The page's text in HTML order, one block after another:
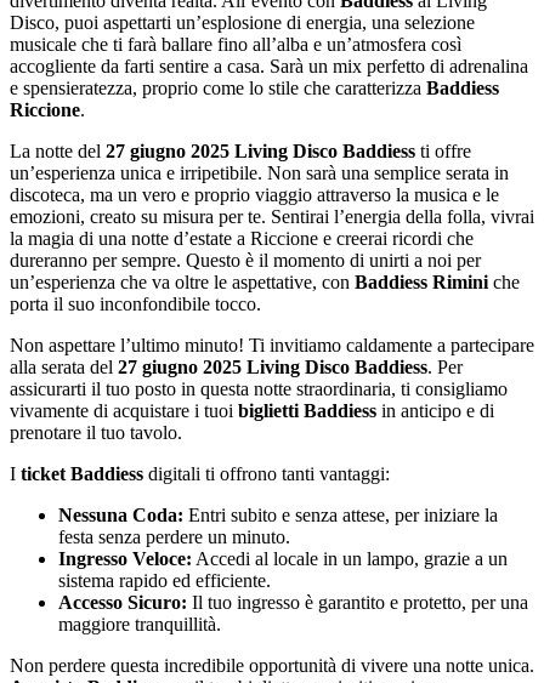
Disco, puoi aspettarti un’esplosione di energia, una selezione
musicale che ti farà ballare fino all’alba e un’atmosfera così
accogliente da farti sentire a casa. Sarà un mix perfetto di adrenalina
e spensieratezza, proprio come lo stile che caratterizza Baddiess
Riccione.
La notte del 27 giugno 2025 Living Disco Baddiess ti offre
un’esperienza unica e irripetibile. Non sarà una semplice serata in
discoteca, ma un vero e proprio viaggio attraverso la musica e le
emozioni, creato su misura per te. Sentirai l’energia della folla, vivrai
la magia di una notte d’estate a Riccione e creerai ricordi che
dureranno per sempre. Questo è il momento di unirti a noi per
un’esperienza che va oltre le aspettative, con Baddiess Rimini che
porta il suo inconfondibile tocco.
Non aspettare l’ultimo minuto! Ti invitiamo caldamente a partecipare
alla serata del 27 giugno 2025 Living Disco Baddiess. Per
assicurarti il tuo posto in questa notte straordinaria, ti consigliamo
vivamente di acquistare i tuoi biglietti Baddiess in anticipo e di
prenotare il tuo tavolo.
I ticket Baddiess digitali ti offrono tanti vantaggi:
Nessuna Coda: Entri subito e senza attese, per iniziare la
festa senza perdere un minuto.
Ingresso Veloce: Accedi al locale in un lampo, grazie a un
sistema rapido ed efficiente.
Accesso Sicuro: Il tuo ingresso è garantito e protetto, per una
maggiore tranquillità.
Non perdere questa incredibile opportunità di vivere una notte unica.